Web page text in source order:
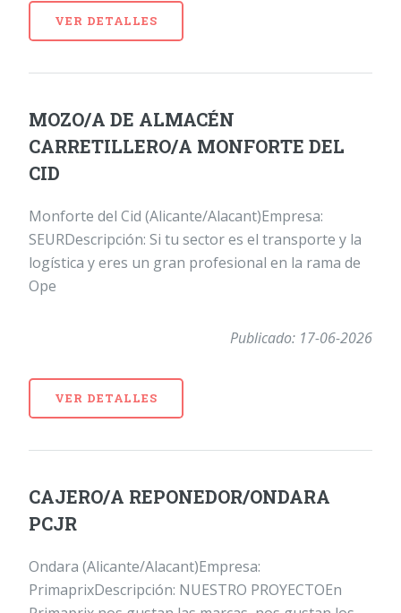
VER DETALLES
MOZO/A DE ALMACÉN
CARRETILLERO/A MONFORTE DEL
CID
Monforte del Cid (Alicante/Alacant)Empresa:
SEURDescripción: Si tu sector es el transporte y la
logística y eres un gran profesional en la rama de
Ope
Publicado: 17-06-2026
VER DETALLES
CAJERO/A REPONEDOR/ONDARA
PCJR
Ondara (Alicante/Alacant)Empresa:
PrimaprixDescripción: NUESTRO PROYECTOEn